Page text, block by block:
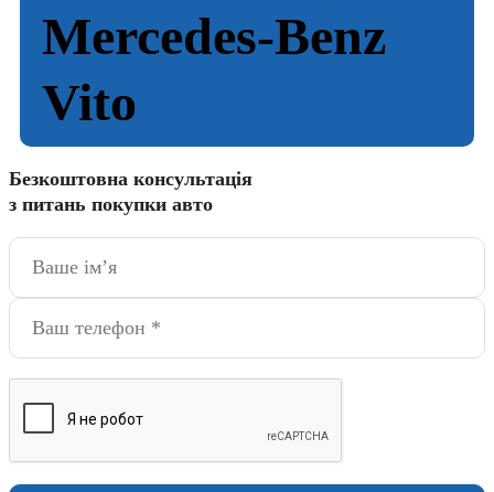
Mercedes-Benz
Vito
Безкоштовна консультація
з питань покупки авто